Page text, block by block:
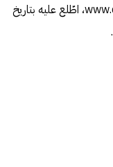
، من موقع: www.christianity.com، اطّلع عليه بتاريخ